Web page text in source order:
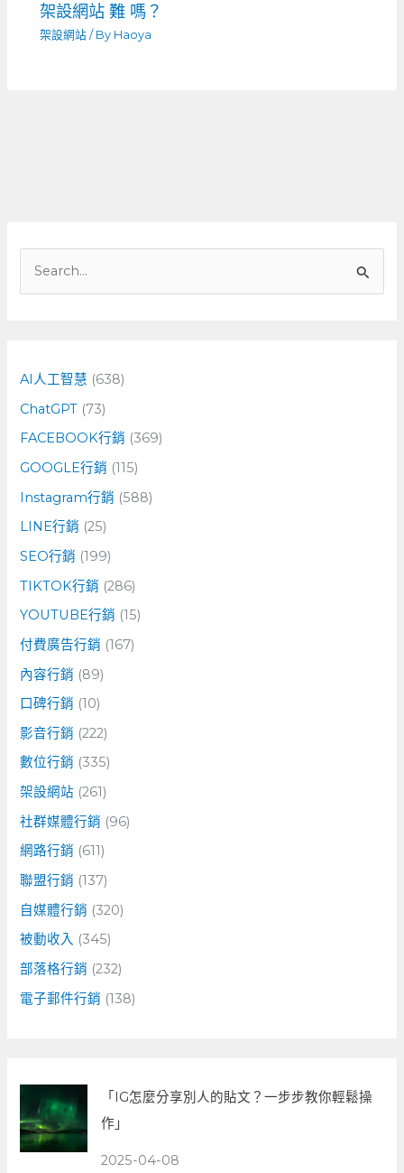
架設網站 難 嗎？
架設網站 / By Haoya
字
:
AI人工智慧 (638)
ChatGPT (73)
FACEBOOK行銷 (369)
GOOGLE行銷 (115)
Instagram行銷 (588)
LINE行銷 (25)
SEO行銷 (199)
TIKTOK行銷 (286)
YOUTUBE行銷 (15)
付費廣告行銷 (167)
內容行銷 (89)
口碑行銷 (10)
影音行銷 (222)
數位行銷 (335)
架設網站 (261)
社群媒體行銷 (96)
網路行銷 (611)
聯盟行銷 (137)
自媒體行銷 (320)
被動收入 (345)
部落格行銷 (232)
電子郵件行銷 (138)
「IG怎麼分享別人的貼文？一步步教你輕鬆操
作」
2025-04-08